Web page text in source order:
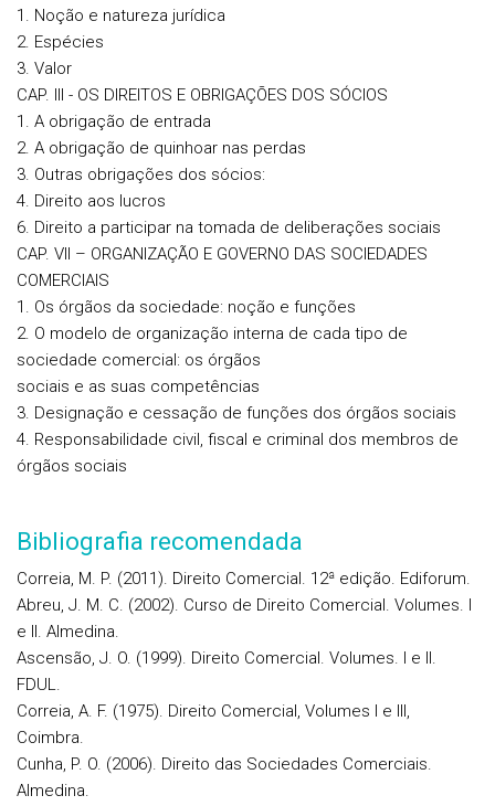
1. Noção e natureza jurídica
2. Espécies
3. Valor
CAP. III - OS DIREITOS E OBRIGAÇÕES DOS SÓCIOS
1. A obrigação de entrada
2. A obrigação de quinhoar nas perdas
3. Outras obrigações dos sócios:
4. Direito aos lucros
6. Direito a participar na tomada de deliberações sociais
CAP. VII – ORGANIZAÇÃO E GOVERNO DAS SOCIEDADES
COMERCIAIS
1. Os órgãos da sociedade: noção e funções
2. O modelo de organização interna de cada tipo de
sociedade comercial: os órgãos
sociais e as suas competências
3. Designação e cessação de funções dos órgãos sociais
4. Responsabilidade civil, fiscal e criminal dos membros de
órgãos sociais
Bibliografia recomendada
Correia, M. P. (2011). Direito Comercial. 12ª edição. Ediforum.
Abreu, J. M. C. (2002). Curso de Direito Comercial. Volumes. I
e II. Almedina.
Ascensão, J. O. (1999). Direito Comercial. Volumes. I e II.
FDUL.
Correia, A. F. (1975). Direito Comercial, Volumes I e III,
Coimbra.
Cunha, P. O. (2006). Direito das Sociedades Comerciais.
Almedina.